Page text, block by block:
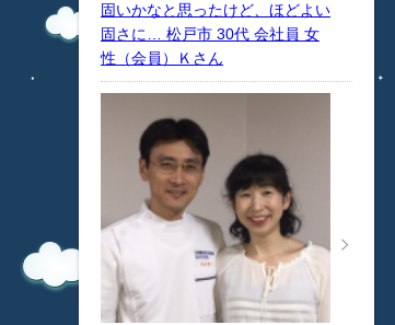
固いかなと思ったけど、ほどよい
固さに… 松戸市 30代 会社員 女
性（会員）Ｋさん